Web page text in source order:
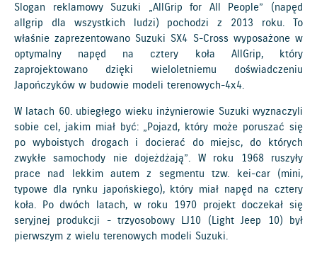
Slogan reklamowy Suzuki „AllGrip for All People” (napęd
allgrip dla wszystkich ludzi) pochodzi z 2013 roku. To
właśnie zaprezentowano Suzuki SX4 S-Cross wyposażone w
optymalny napęd na cztery koła AllGrip, który
zaprojektowano dzięki wieloletniemu doświadczeniu
Japończyków w budowie modeli terenowych-4x4.
W latach 60. ubiegłego wieku inżynierowie Suzuki wyznaczyli
sobie cel, jakim miał być: „Pojazd, który może poruszać się
po wyboistych drogach i docierać do miejsc, do których
zwykłe samochody nie dojeżdżają”. W roku 1968 ruszyły
prace nad lekkim autem z segmentu tzw. kei-car (mini,
typowe dla rynku japońskiego), który miał napęd na cztery
koła. Po dwóch latach, w roku 1970 projekt doczekał się
seryjnej produkcji - trzyosobowy LJ10 (Light Jeep 10) był
pierwszym z wielu terenowych modeli Suzuki.